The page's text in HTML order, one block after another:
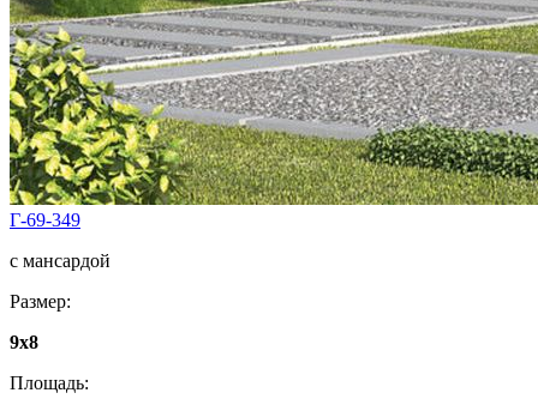
Г-69-349
с мансардой
Размер:
9x8
Площадь: